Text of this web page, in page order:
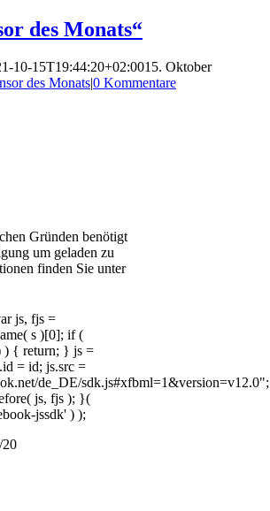
des Monats“
10-15T19:44:20+02:0015. Oktober
des Monats|0 Kommentare
Gründen benötigt
um geladen zu
finden Sie unter
js, fjs =
s )[0]; if (
) { return; } js =
= id; js.src =
de_DE/sdk.js#xfbml=1&version=v12.0";
js, fjs ); }(
jssdk' ) );